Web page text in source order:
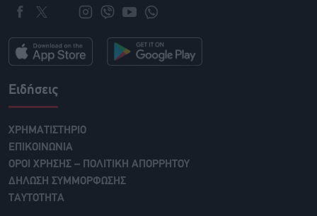
Ειδήσεις
ΧΡΗΜΑΤΙΣΤΗΡΙΟ
ΕΠΙΚΟΙΝΩΝΙΑ
ΟΡΟΙ ΧΡΗΣΗΣ – ΠΟΛΙΤΙΚΗ ΑΠΟΡΡΗΤΟΥ
ΔΗΛΩΣΗ ΣΥΜΜΟΡΦΩΣΗΣ
ΤΑΥΤΟΤΗΤΑ